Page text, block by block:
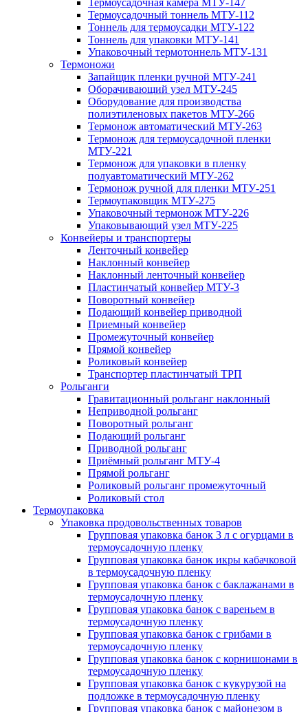
Термоусадочная камера МТУ-147
Термоусадочный тоннель МТУ-112
Тоннель для термоусадки МТУ-122
Тоннель для упаковки МТУ-141
Упаковочный термотоннель МТУ-131
Термоножи
Запайщик пленки ручной МТУ-241
Оборачивающий узел МТУ-245
Оборудование для производства
полиэтиленовых пакетов МТУ-266
Термонож автоматический МТУ-263
Термонож для термоусадочной пленки
МТУ-221
Термонож для упаковки в пленку
полуавтоматический МТУ-262
Термонож ручной для пленки МТУ-251
Термоупаковщик МТУ-275
Упаковочный термонож МТУ-226
Упаковывающий узел МТУ-225
Конвейеры и транспортеры
Ленточный конвейер
Наклонный конвейер
Наклонный ленточный конвейер
Пластинчатый конвейер МТУ-3
Поворотный конвейер
Подающий конвейер приводной
Приемный конвейер
Промежуточный конвейер
Прямой конвейер
Роликовый конвейер
Транспортер пластинчатый ТРП
Рольганги
Гравитационный рольганг наклонный
Неприводной рольганг
Поворотный рольганг
Подающий рольганг
Приводной рольганг
Приёмный рольганг МТУ-4
Прямой рольганг
Роликовый рольганг промежуточный
Роликовый стол
Термоупаковка
Упаковка продовольственных товаров
Групповая упаковка банок 3 л с огурцами в
термоусадочную пленку
Групповая упаковка банок икры кабачковой
в термоусадочную пленку
Групповая упаковка банок с баклажанами в
термоусадочную пленку
Групповая упаковка банок с вареньем в
термоусадочную пленку
Групповая упаковка банок с грибами в
термоусадочную пленку
Групповая упаковка банок с корнишонами в
термоусадочную пленку
Групповая упаковка банок с кукурузой на
подложке в термоусадочную пленку
Групповая упаковка банок с майонезом в